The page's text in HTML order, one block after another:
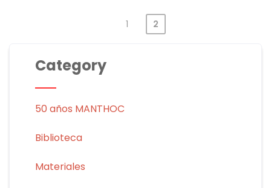
1 2
Category
50 años MANTHOC
Biblioteca
Materiales